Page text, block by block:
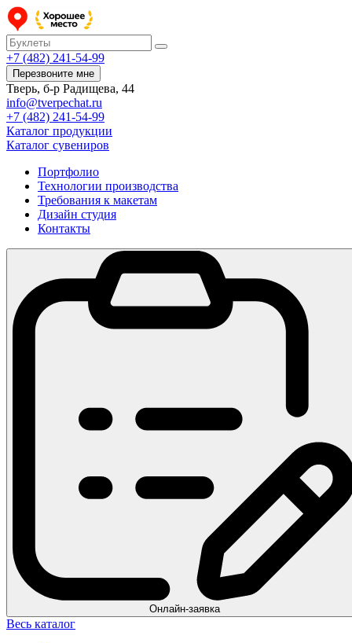
+7 (482) 241-54-99
Перезвоните мне
Тверь, б-р Радищева, 44
info@tverpechat.ru
+7 (482) 241-54-99
Каталог продукции
Каталог сувениров
Портфолио
Технологии производства
Требования к макетам
Дизайн студия
Контакты
Онлайн-заявка
Весь каталог